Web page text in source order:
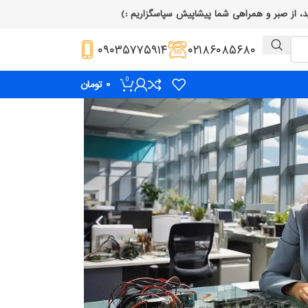
۰۲۱۸۶۰۸۵۶۸۰ ۰۹۰۳۵۷۷۵۹۱۴
0 ۰ تومان